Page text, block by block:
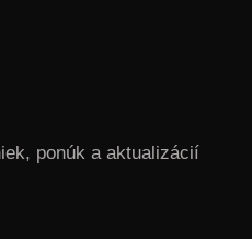
ponúk a aktualizácií